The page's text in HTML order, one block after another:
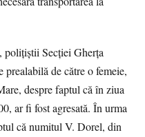
Secţiei Gherţa
de către o femeie,
despre faptul că în ziua
ar fi fost agresată. În urma
că numitul V. Dorel, din